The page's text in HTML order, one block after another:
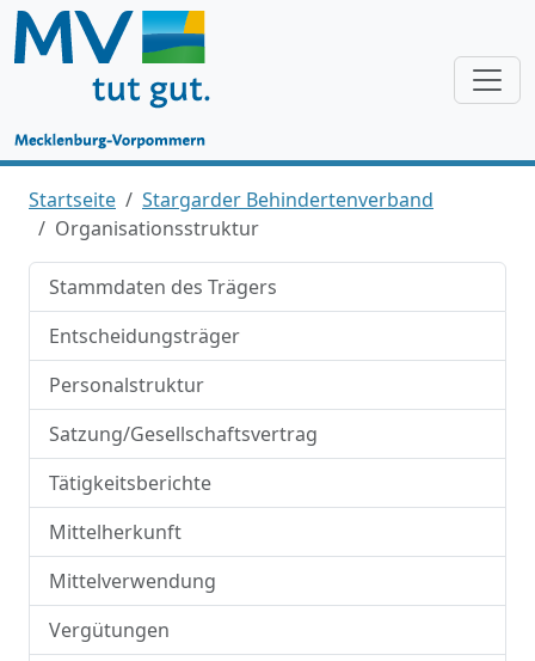
Startseite
Stargarder Behindertenverband
Organisationsstruktur
Stammdaten des Trägers
Entscheidungsträger
Personalstruktur
Satzung/Gesellschaftsvertrag
Tätigkeitsberichte
Mittelherkunft
Mittelverwendung
Vergütungen